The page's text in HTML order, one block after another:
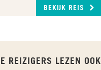
BEKIJK REIS
REIZIGERS LEZEN OOK